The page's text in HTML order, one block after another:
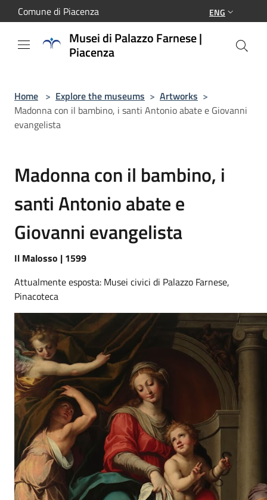
Salta al contenuto principale
Comune di Piacenza ENG
Musei di Palazzo Farnese |
Piacenza
Home > Explore the museums > Artworks >
Madonna con il bambino, i santi Antonio abate e Giovanni
evangelista
Madonna con il bambino, i
santi Antonio abate e
Giovanni evangelista
Il Malosso | 1599
Attualmente esposta: Musei civici di Palazzo Farnese,
Pinacoteca